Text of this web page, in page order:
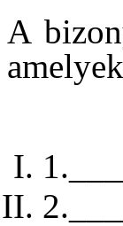
A
1.
2.